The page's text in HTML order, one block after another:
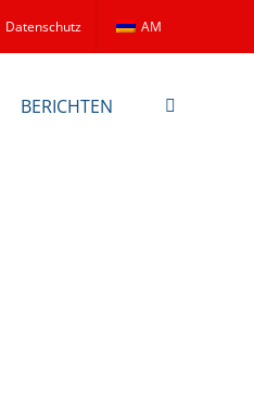
Datenschutz AM
BERICHTEN